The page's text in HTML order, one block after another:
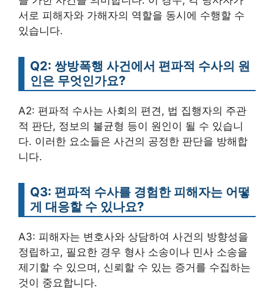
서로 피해자와 가해자의 역할을 동시에 수행할 수
있습니다.
Q2: 쌍방폭행 사건에서 편파적 수사의 원
인은 무엇인가요?
A2: 편파적 수사는 사회의 편견, 법 집행자의 주관
적 판단, 정보의 불균형 등이 원인이 될 수 있습니
다. 이러한 요소들은 사건의 공정한 판단을 방해합
니다.
Q3: 편파적 수사를 경험한 피해자는 어떻
게 대응할 수 있나요?
A3: 피해자는 변호사와 상담하여 사건의 방향성을
정립하고, 필요한 경우 형사 소송이나 민사 소송을
제기할 수 있으며, 신뢰할 수 있는 증거를 수집하는
것이 중요합니다.